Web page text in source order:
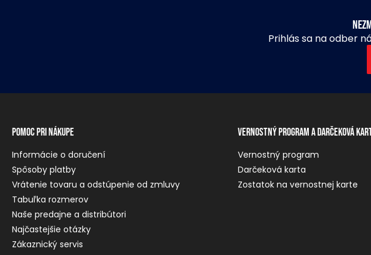
Prihlás sa na odber
Pomoc pri nákupe
Informácie o doručení
Spôsoby platby
Vrátenie tovaru a odstúpenie od zmluvy
Tabuľka rozmerov
Naše predajne a distribútori
Najčastejšie otázky
Zákaznický servis
Vernostný program a darčeková
Vernostný program
Darčeková karta
Zostatok na vernostnej karte